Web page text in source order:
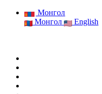
Монгол
Монгол
English